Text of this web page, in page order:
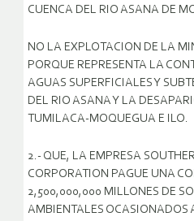
CUENCA DEL RIO ASANA DE
NO LA EXPLOTACION DE LA
PORQUE REPRESENTA LA
AGUAS SUPERFICIALES Y
DEL RIO ASANA Y LA
TUMILACA-MOQUEGUA E ILO.
2.- QUE, LA EMPRESA
CORPORATION PAGUE UNA
2,500,000,000 MILLONES DE
AMBIENTALES OCASIONADOS